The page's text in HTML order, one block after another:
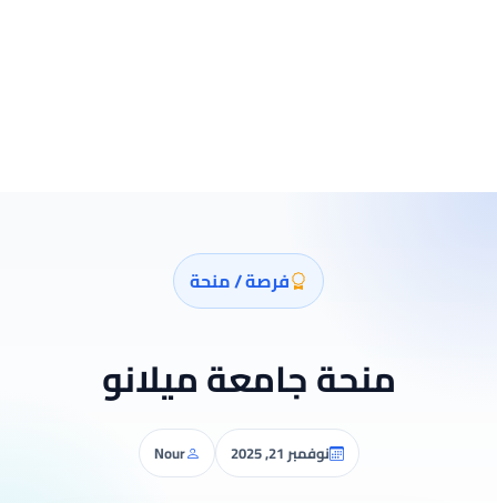
فرصة / منحة
منحة جامعة ميلانو
نوفمبر 21, 2025 Nour